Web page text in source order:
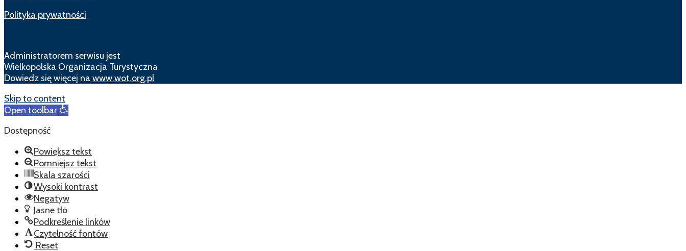
Polityka prywatności
Administratorem serwisu jest
Wielkopolska Organizacja Turystyczna
Dowiedz się więcej na www.wot.org.pl
Skip to content
Open toolbar
Dostępność
Powiększ tekst
Pomniejsz tekst
Skala szarości
Wysoki kontrast
Negatyw
Jasne tło
Podkreślenie linków
Czytelność fontów
Reset